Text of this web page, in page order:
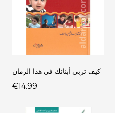
كيف تربي أبنائك في هذا الزمان
€14.99